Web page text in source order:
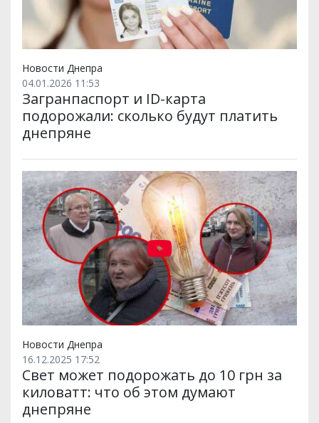
Новости Днепра
04.01.2026 11:53
Загранпаспорт и ID-карта
подорожали: сколько будут платить
днепряне
Новости Днепра
16.12.2025 17:52
Свет может подорожать до 10 грн за
киловатт: что об этом думают
днепряне